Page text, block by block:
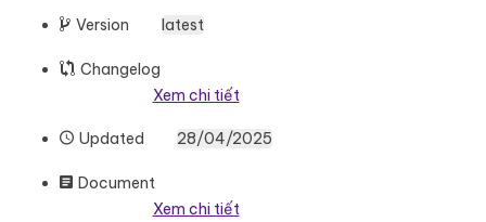
Version latest
Changelog
Xem chi tiết
Updated 28/04/2025
Document
Xem chi tiết